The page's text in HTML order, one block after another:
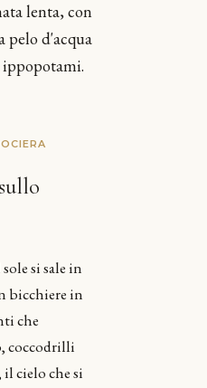
lenta, con
pelo d'acqua
si sale in
bicchiere in
che
coccodrilli
il cielo che si